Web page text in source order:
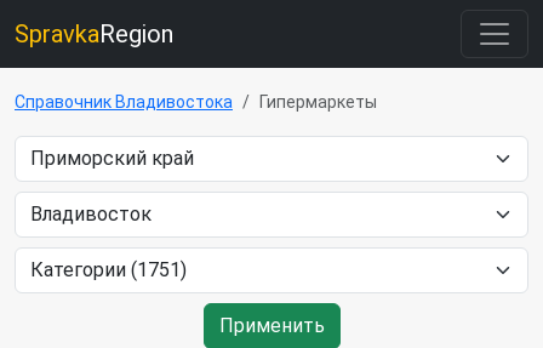
SpravkaRegion
Справочник Владивостока Гипермаркеты
Применить